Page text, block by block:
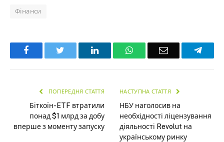
Фінанси
Facebook LinkedInWhatsAppEmail
ПОПЕРЕДНЯ СТАТТЯ
Біткоїн-ETF втратили
понад $1 млрд за добу
вперше з моменту запуску
НАСТУПНА СТАТТЯ
НБУ наголосив на
необхідності ліцензування
діяльності Revolut на
українському ринку